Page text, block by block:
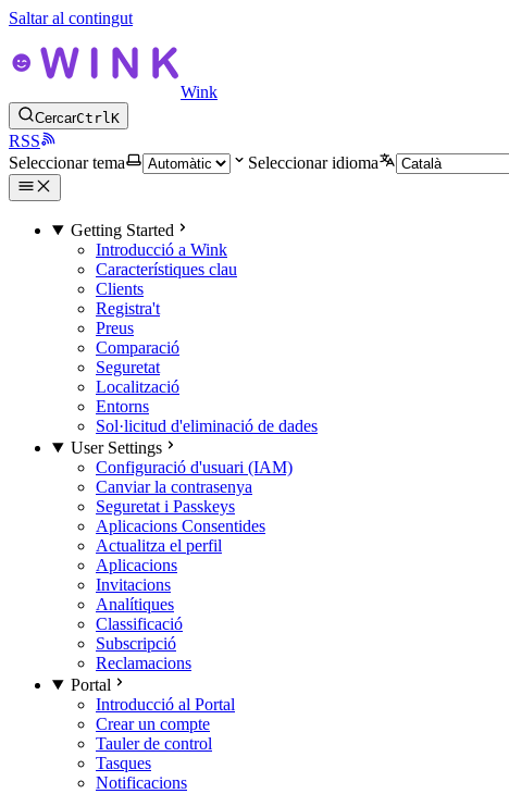
Saltar al contingut
Wink
CercarCtrlK
RSS
Seleccionar tema
Seleccionar idioma
Getting Started
Introducció a Wink
Característiques clau
Clients
Registra't
Preus
Comparació
Seguretat
Localització
Entorns
Sol·licitud d'eliminació de dades
User Settings
Configuració d'usuari (IAM)
Canviar la contrasenya
Seguretat i Passkeys
Aplicacions Consentides
Actualitza el perfil
Aplicacions
Invitacions
Analítiques
Classificació
Subscripció
Reclamacions
Portal
Introducció al Portal
Crear un compte
Tauler de control
Tasques
Notificacions